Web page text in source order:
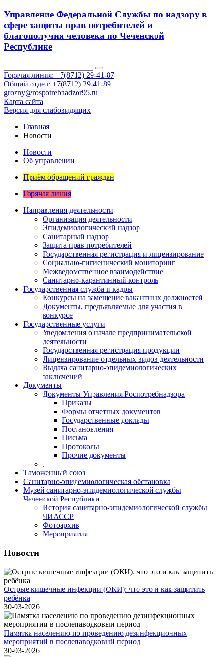
Управление Федеральной Службы по надзору в
сфере защиты прав потребителей и
благополучия человека по Чеченской
Республике
Горячая линия: +7(8712) 29-41-87
Общий отдел: +7(8712) 29-41-89
grozny@rospotrebnadzor95.ru
Карта сайта
Версия для слабовидящих
Главная
Новости
Новости
Об управлении
Приём обращений граждан
Горячая линия
Направления деятельности
Организация деятельности
Эпидемиологический надзор
Санитарный надзор
Защита прав потребителей
Государственная регистрация и лицензирование
Социально-гигиенический мониторинг
Межведомственное взаимодействие
Санитарно-карантинный контроль
Государственная служба и кадры
Конкурсы на замещение вакантных должностей
Документы, предъявляемые для участия в
конкурсе
Государственные услуги
Уведомления о начале предпринимательской
деятельности
Государственная регистрация продукции
Лицензирование отдельных видов деятельности
Выдача санитарно-эпидемиологических
заключений
Документы
Документы Управления Роспотребнадзора
Приказы
Формы отчетных документов
Государственные доклады
Постановления
Письма
Протоколы
Прочие документы
.
Таможенный союз
Санитарно-эпидемиологическая обстановка
Музей санитарно-эпидемиологической службы
Чеченской Республики
История санитарно-эпидемиологической службы
ЧИАССР
Фотоархив
Мероприятия
Новости
Острые кишечные инфекции (ОКИ): что это и как защитить
ребёнка
30-03-2026
Памятка населению по проведению дезинфекционных
мероприятий в послепаводковый период
30-03-2026